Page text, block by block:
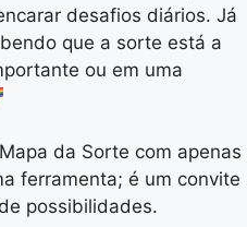
desafios diários. Já
que a sorte está a
ou em uma
da Sorte com apenas
ferramenta; é um convite
possibilidades.